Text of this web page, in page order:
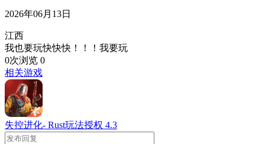
2026年06月13日
江西
我也要玩快快快！！！我要玩
0次浏览 0
相关游戏
失控进化- Rust玩法授权 4.3